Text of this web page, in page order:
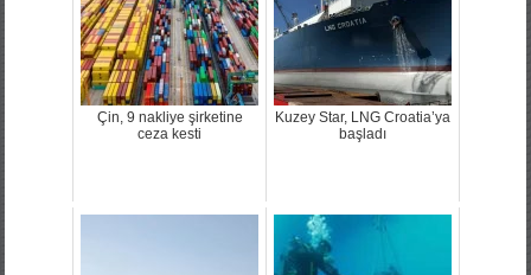
Çin, 9 nakliye şirketine
ceza kesti
Kuzey Star, LNG Croatia’ya
başladı